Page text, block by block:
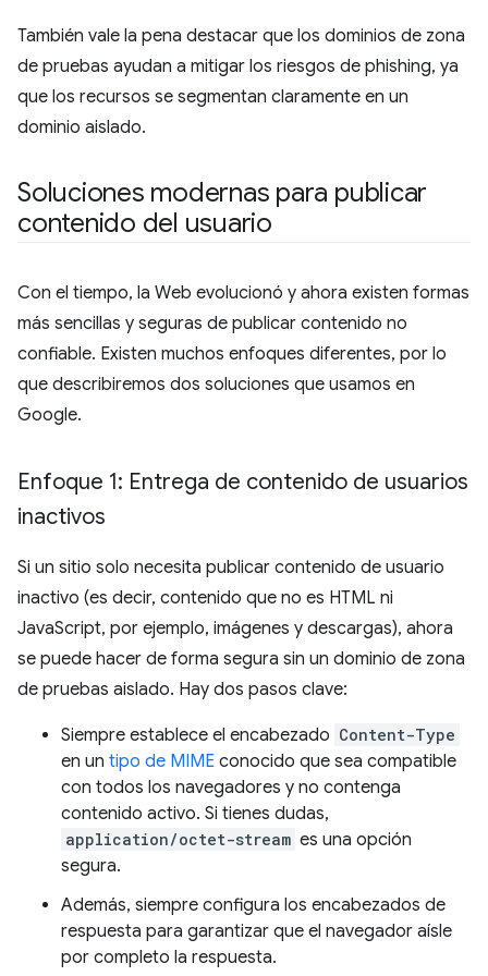
También vale la pena destacar que los dominios de zona
de pruebas ayudan a mitigar los riesgos de phishing, ya
que los recursos se segmentan claramente en un
dominio aislado.
Soluciones modernas para publicar
contenido del usuario
Con el tiempo, la Web evolucionó y ahora existen formas
más sencillas y seguras de publicar contenido no
confiable. Existen muchos enfoques diferentes, por lo
que describiremos dos soluciones que usamos en
Google.
Enfoque 1: Entrega de contenido de usuarios
inactivos
Si un sitio solo necesita publicar contenido de usuario
inactivo (es decir, contenido que no es HTML ni
JavaScript, por ejemplo, imágenes y descargas), ahora
se puede hacer de forma segura sin un dominio de zona
de pruebas aislado. Hay dos pasos clave:
Siempre establece el encabezado Content-Type
en un tipo de MIME conocido que sea compatible
con todos los navegadores y no contenga
contenido activo. Si tienes dudas,
application/octet-stream es una opción
segura.
Además, siempre configura los encabezados de
respuesta para garantizar que el navegador aísle
por completo la respuesta.